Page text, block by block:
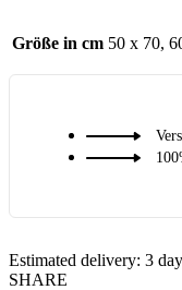
Größe in cm 50 x 70,
Estimated delivery: 3
SHARE